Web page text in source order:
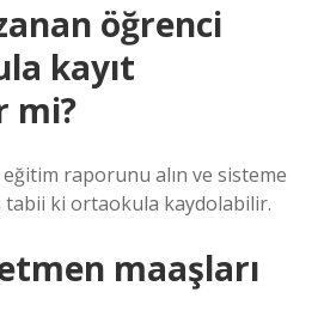
öğrenci
kayıt
mi?
eğitim raporunu alın ve sisteme
ki ortaokula kaydolabilir.
maaşları